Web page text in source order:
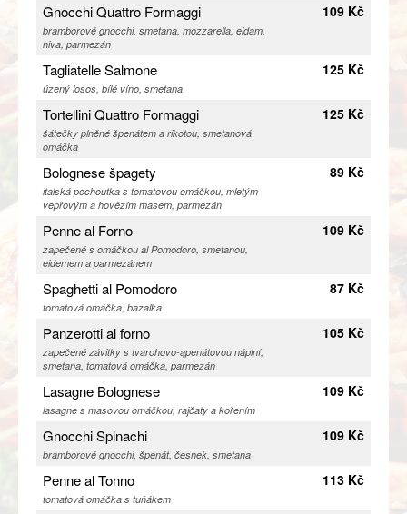
Gnocchi Quattro Formaggi
bramborové gnocchi, smetana, mozzarella, eidam,
niva, parmezán
109 Kč
Tagliatelle Salmone
úzený losos, bílé víno, smetana
125 Kč
Tortellini Quattro Formaggi
šátečky plněné špenátem a rikotou, smetanová
omáčka
125 Kč
Bolognese špagety
italská pochoutka s tomatovou omáčkou, mletým
vepřovým a hovězím masem, parmezán
89 Kč
Penne al Forno
zapečené s omáčkou al Pomodoro, smetanou,
eidemem a parmezánem
109 Kč
Spaghetti al Pomodoro
tomatová omáčka, bazalka
87 Kč
Panzerotti al forno
zapečené závitky s tvarohovo-ąpenátovou náplní,
smetana, tomatová omáčka, parmezán
105 Kč
Lasagne Bolognese
lasagne s masovou omáčkou, rajčaty a kořením
109 Kč
Gnocchi Spinachi
bramborové gnocchi, špenát, česnek, smetana
109 Kč
Penne al Tonno
tomatová omáčka s tuňákem
113 Kč